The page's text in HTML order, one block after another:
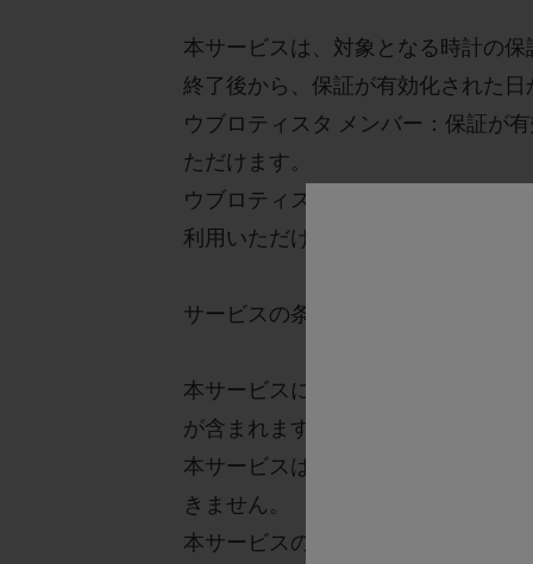
本サービスは、対象となる時計の
終了後から 、保証が有効化された日
ウブロティスタ メンバー ：保証が
ただけます。
ウブロティスタ メンバー以外
利用いただけます。
サービスの条件と内容：
本サービスには、
が含まれます。
本サービスは、実際の現金として
きません。
本サービスの保証範囲については